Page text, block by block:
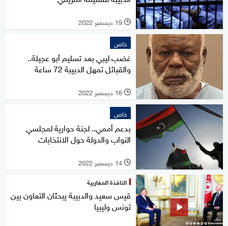
l 19 ديسمبر 2022
خاص
غضب ليبي بعد تسليم أبو عجيلة..
والقبائل تمهل الدبيبة 72 ساعة
l 16 ديسمبر 2022
خاص
بدعم أممي.. لجنة حوارية لمجلسي
النواب والدولة حول الانتخابات
l 14 ديسمبر 2022
النافذة المغاربية
قيس سعيد والدبيبة يبحثان التعاون بين
تونس وليبيا